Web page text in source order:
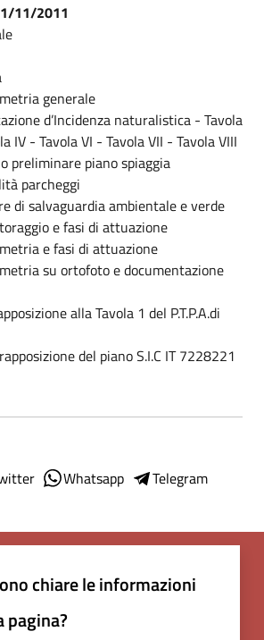
11/2011
generale
d’Incidenza naturalistica - Tavola
IV - Tavola VI - Tavola VII - Tavola VIII
preliminare piano spiaggia
parcheggi
di salvaguardia ambientale e verde
e fasi di attuazione
e fasi di attuazione
su ortofoto e documentazione
alla Tavola 1 del P.T.P.A.di
del piano S.I.C IT 7228221
Whatsapp
Telegram
chiare le informazioni
pagina?